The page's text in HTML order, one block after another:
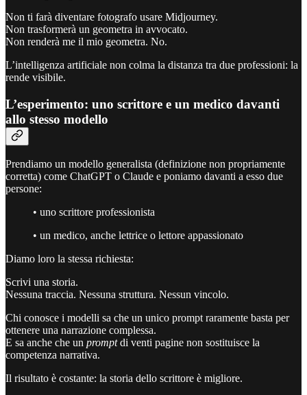
Non ti farà diventare fotografo usare Midjourney.
Non trasformerà un geometra in avvocato.
Non renderà me il mio geometra. No.
L’intelligenza artificiale non colma la distanza tra due professioni: la
rende visibile.
L’esperimento: uno scrittore e un medico davanti
allo stesso modello
Prendiamo un modello generalista (definizione non propriamente
corretta) come ChatGPT o Claude e poniamo davanti a esso due
persone:
• uno scrittore professionista
• un medico, anche lettrice o lettore appassionato
Diamo loro la stessa richiesta:
Scrivi una storia.
Nessuna traccia. Nessuna struttura. Nessun vincolo.
Chi conosce i modelli sa che un unico prompt raramente basta per
ottenere una narrazione complessa.
E sa anche che un promptdi venti pagine non sostituisce la
competenza narrativa.
Il risultato è costante: la storia dello scrittore è migliore.